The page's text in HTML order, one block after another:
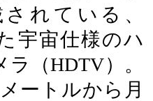
れている、
宇宙仕様のハ
（HDTV）。
ートルから月